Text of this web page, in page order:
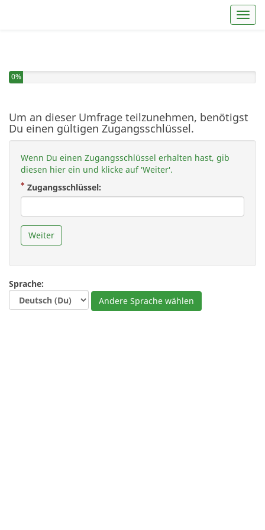
0%
Um an dieser Umfrage teilzunehmen, benötigst
Du einen gültigen Zugangsschlüssel.
Wenn Du einen Zugangsschlüssel erhalten hast, gib
diesen hier ein und klicke auf 'Weiter'.
Zugangsschlüssel:
Weiter
Sprache:
Andere Sprache wählen